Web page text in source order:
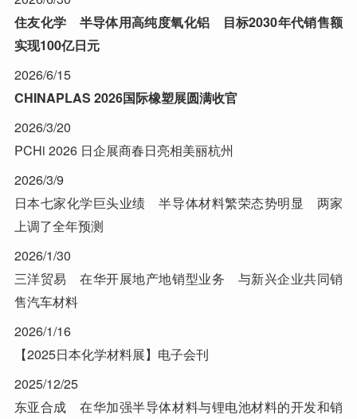
住友化学 半导体用高纯度氧化铝 目标2030年代销售额
实现100亿日元
2026/6/15
CHINAPLAS 2026国际橡塑展圆满收官
2026/3/20
PCHi 2026 日企展商春日亮相美丽杭州
2026/3/9
日本七家化学巨头业绩 半导体材料繁荣态势明显 两家
上调了全年预测
2026/1/30
三洋贸易 在华开展地产地销型业务 与新兴企业共同销
售汽车材料
2026/1/16
【2025日本化学材料展】电子会刊
2025/12/25
东亚合成 在华加强半导体材料与锂电池材料的开发和销